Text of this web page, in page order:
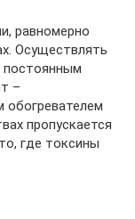
равномерно
Осуществлять
постоянным
–
обогревателем
пропускается
где токсины